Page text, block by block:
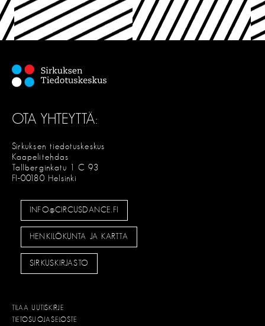
OTA YHTEYTTÄ:
Sirkuksen tiedotuskeskus
Kaapelitehdas
Tallberginkatu 1 C 93
FI-00180 Helsinki
INFO@CIRCUSDANCE.FI
HENKILÖKUNTA JA KARTTA
SIRKUSKIRJASTO
TILAA UUTISKIRJE
TIETOSUOJASELOSTE